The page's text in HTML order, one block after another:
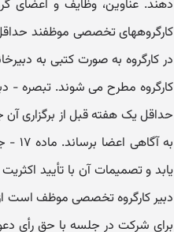
کارگروههای تخصصی موظفند
در کارگروه به صورت کتبی به
کارگروه مطرح می شوند. تبصره -
حداقل یک هفته قبل از برگزاری
به
یابد و تصمیمات آن با تأیید
دبیر کارگروه تخصصی موظف است